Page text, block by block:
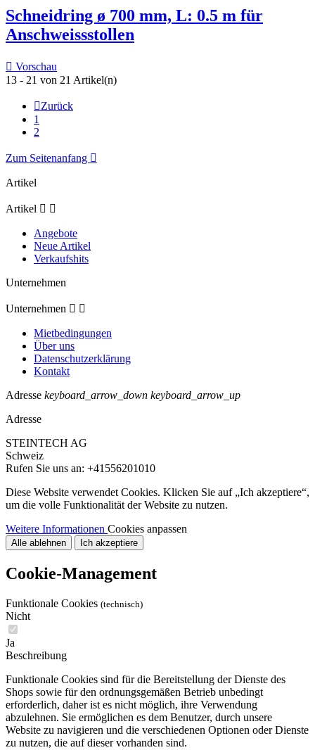
Schneidring ø 700 mm, L: 0.5 m für
Anschweissstollen
 Vorschau
13 - 21 von 21 Artikel(n)
Zurück
1
2
Zum Seitenanfang 
Artikel
Artikel  
Angebote
Neue Artikel
Verkaufshits
Unternehmen
Unternehmen  
Mietbedingungen
Über uns
Datenschutzerklärung
Kontakt
Adresse keyboard_arrow_down keyboard_arrow_up
Adresse
STEINTECH AG
Schweiz
Rufen Sie uns an: +41556201010
Diese Website verwendet Cookies. Klicken Sie auf „Ich akzeptiere“,
um die volle Funktionalität der Website zu nutzen.
Weitere Informationen Cookies anpassen
Alle ablehnen Ich akzeptiere
Cookie-Management
Funktionale Cookies (technisch)
Nicht
Ja
Beschreibung
Funktionale Cookies sind für die Bereitstellung der Dienste des
Shops sowie für den ordnungsgemäßen Betrieb unbedingt
erforderlich, daher ist es nicht möglich, ihre Verwendung
abzulehnen. Sie ermöglichen es dem Benutzer, durch unsere
Website zu navigieren und die verschiedenen Optionen oder Dienste
zu nutzen, die auf dieser vorhanden sind.